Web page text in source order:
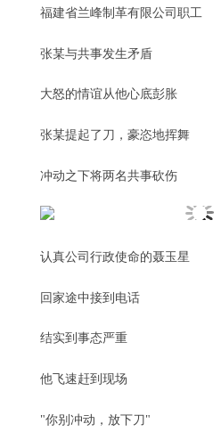
福建省兰峰制革有限公司职工
张某与共事发生矛盾
大怒的情谊从他心底彭胀
张某提起了刀，豪恣地挥舞
冲动之下将两名共事砍伤
认真公司行政使命的聂玉星
回家途中接到电话
结实到事态严重
他飞速赶到现场
"你别冲动，放下刀"